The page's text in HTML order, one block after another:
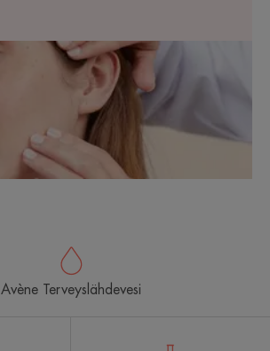
Avène Terveyslähdevesi